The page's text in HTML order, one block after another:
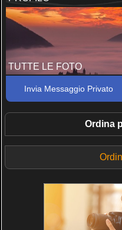
TUTTE LE FOTO
Invia Messaggio Privato
Ordina